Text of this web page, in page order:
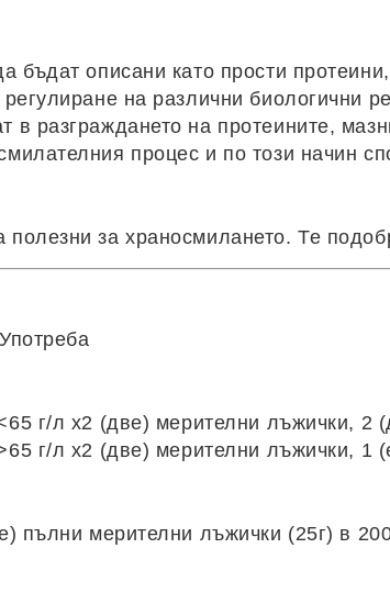
бъдат описани като прости
регулиране на различни
в разграждането на протеините,
процес и по този начин
полезни за храносмилането. Те
г/л х2 (две) мерителни лъжички, 2
г/л х2 (две) мерителни лъжички, 1
пълни мерителни лъжички (25г) в